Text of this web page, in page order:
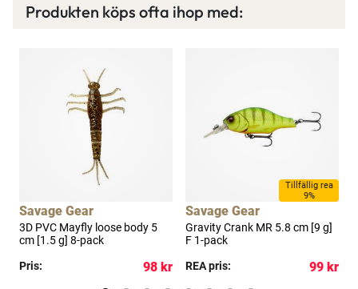
Ett exklusivt medlemskap med många förmåner.
Läs mer här
Produkten köps ofta ihop med:
Savage Gear
3D PVC Mayfly loose body 5
cm [1.5 g] 8-pack
Pris:
98 kr
Tillfällig rea
9%
Savage Gear
Gravity Crank MR 5.8 cm [9 g]
F 1-pack
REA pris:
99 kr